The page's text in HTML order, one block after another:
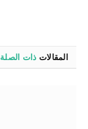
المقالات ذات الصلة